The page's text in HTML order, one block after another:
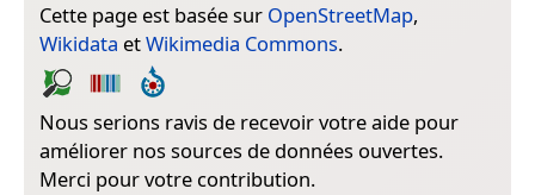
Cette page est basée sur OpenStreetMap,
Wikidata etWikimedia Commons.
Nous serions ravis de recevoir votre aide pour
améliorer nos sources de données ouvertes.
Merci pour votre contribution.